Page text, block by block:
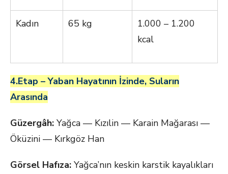
Kadın 65 kg
1.000 – 1.200
kcal
4.Etap – Yaban Hayatının İzinde, Suların
Arasında
Güzergâh: Yağca — Kızılin — Karain Mağarası —
Öküzini — Kırkgöz Han
Görsel Hafıza: Yağca’nın keskin karstik kayalıkları